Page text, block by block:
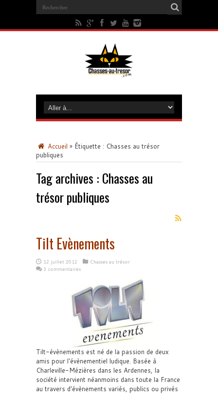
Accueil » Étiquette : Chasses au trésor
publiques
Tag archives : Chasses au
trésor publiques
Tilt Evènements
12 juillet 2012
Chasses au trésor
3 commentaires
Tilt-évènements est né de la passion de deux
amis pour l'évènementiel ludique. Basée à
Charleville-Mézières dans les Ardennes, la
société intervient néanmoins dans toute la France
au travers d'évènements variés, publics ou privés